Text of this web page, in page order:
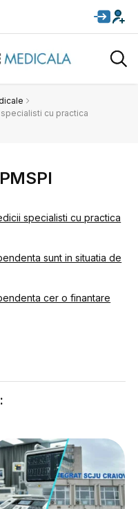
cu practica
specialisti cu practica
sunt in situatia de
cer o finantare